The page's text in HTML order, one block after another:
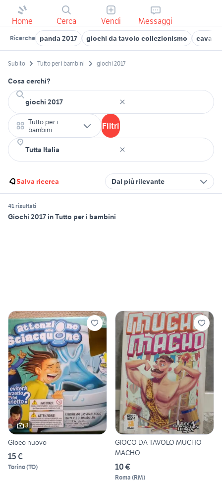
Home Cerca Vendi Messaggi
Ricerche panda 2017 giochi da tavolo collezionismo
Subito Tutto per i bambini giochi 2017
Cosa cerchi?
Tutto per i
bambini
Filtri
Salva ricerca Dal più rilevante
41 risultati
Giochi 2017 in Tutto per i bambini
3
Gioco nuovo
15 €
Torino(TO)
GIOCO DA TAVOLO MUCHO
MACHO
10 €
Roma (RM)